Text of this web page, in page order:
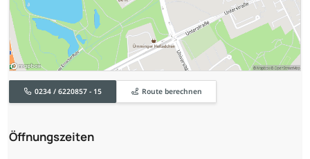
0234 / 6220857 - 15 Route berechnen
Öffnungszeiten